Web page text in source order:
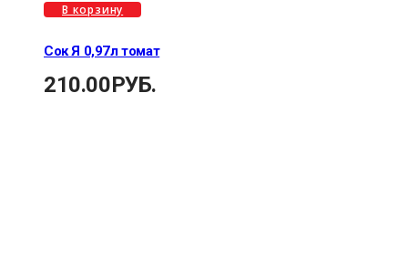
В корзину
Сок Я 0,97л томат
210.00РУБ.